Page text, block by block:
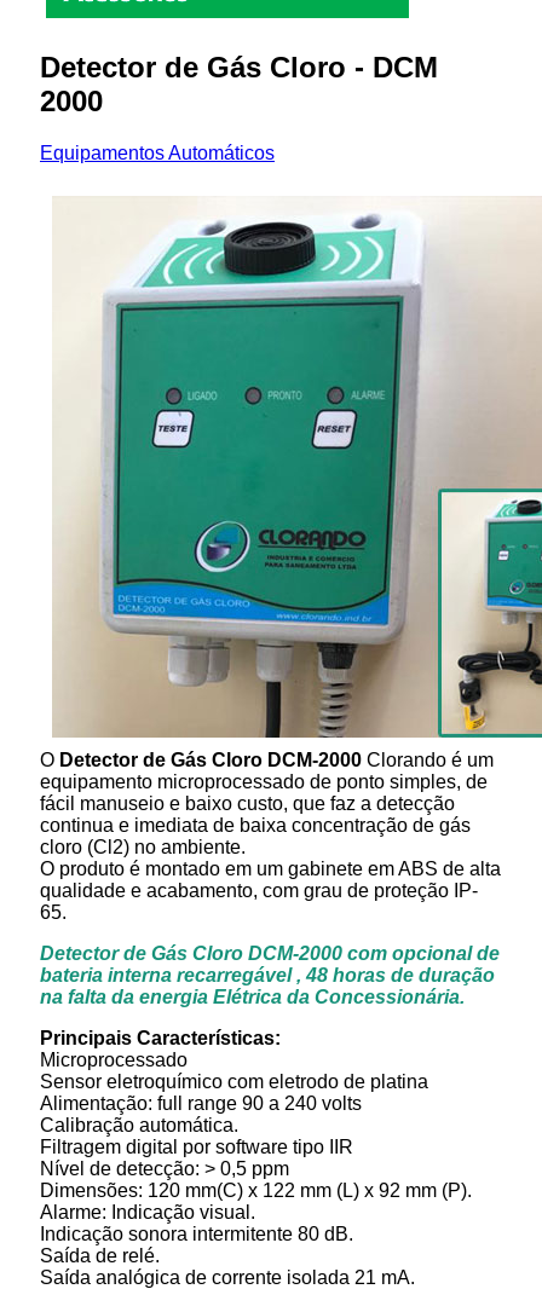
Detector de Gás Cloro - DCM
2000
Equipamentos Automáticos
O Detector de Gás Cloro DCM-2000 Clorando é um
equipamento microprocessado de ponto simples, de
fácil manuseio e baixo custo, que faz a detecção
continua e imediata de baixa concentração de gás
cloro (Cl2) no ambiente.
O produto é montado em um gabinete em ABS de alta
qualidade e acabamento, com grau de proteção IP-
65.
Detector de Gás Cloro DCM-2000 com opcional de
bateria interna recarregável , 48 horas de duração
na falta da energia Elétrica da Concessionária.
Principais Características:
Microprocessado
Sensor eletroquímico com eletrodo de platina
Alimentação: full range 90 a 240 volts
Calibração automática.
Filtragem digital por software tipo IIR
Nível de detecção: > 0,5 ppm
Dimensões: 120 mm(C) x 122 mm (L) x 92 mm (P).
Alarme: Indicação visual.
Indicação sonora intermitente 80 dB.
Saída de relé.
Saída analógica de corrente isolada 21 mA.